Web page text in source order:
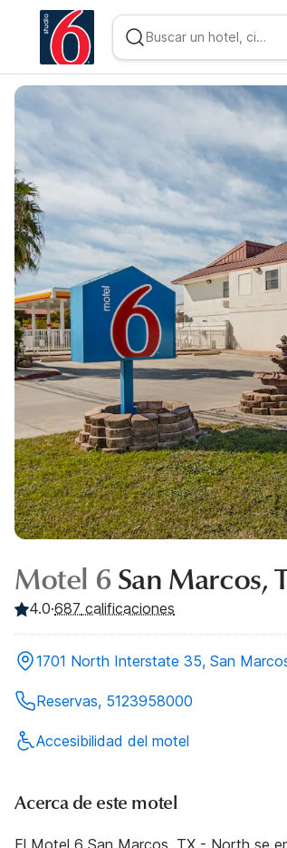
Motel 6 San Marcos,
4.0·687 calificaciones
1701 North Interstate 35, San
Reservas, 5123958000
Accesibilidad del motel
Acerca de este motel
El Motel 6 San Marcos, TX - North se